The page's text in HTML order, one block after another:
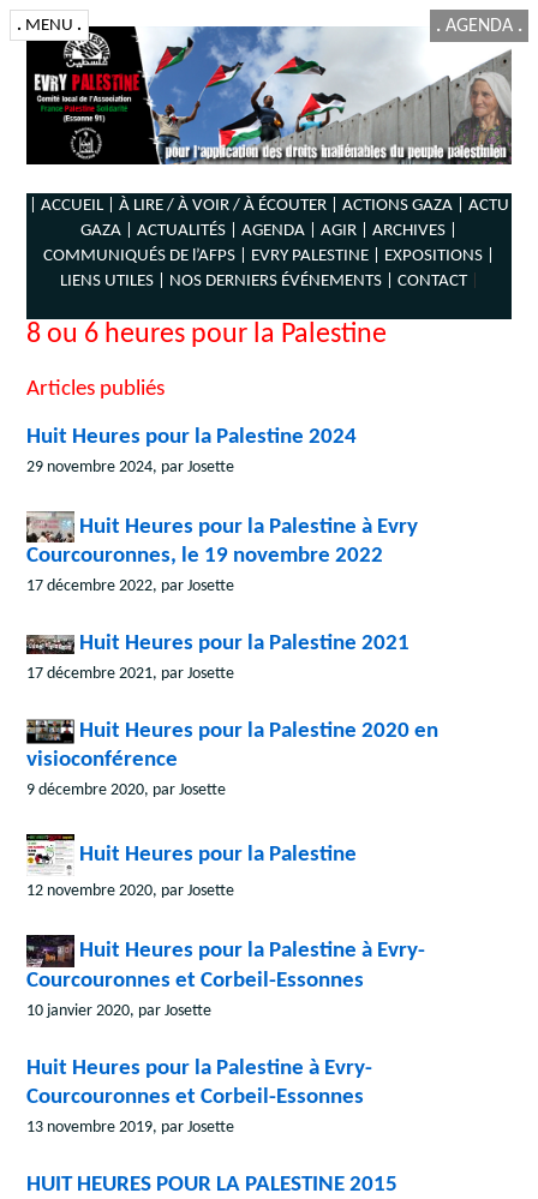
. MENU . . AGENDA .
| ACCUEIL | À LIRE / À VOIR / À ÉCOUTER | ACTIONS GAZA |
ACTU
GAZA |
ACTUALITÉS | AGENDA | AGIR |
ARCHIVES |
COMMUNIQUÉS DE l’AFPS |
EVRY PALESTINE |
EXPOSITIONS |
LIENS UTILES |
NOS DERNIERS ÉVÉNEMENTS | CONTACT|
8 ou 6 heures pour la Palestine
Articles publiés
Huit Heures pour la Palestine 2024
29 novembre 2024, par Josette
Huit Heures pour la Palestine à Evry
Courcouronnes, le 19 novembre 2022
17 décembre 2022, par Josette
Huit Heures pour la Palestine 2021
17 décembre 2021, par Josette
Huit Heures pour la Palestine 2020 en
visioconférence
9 décembre 2020, par Josette
Huit Heures pour la Palestine
12 novembre 2020, par Josette
Huit Heures pour la Palestine à Evry-
Courcouronnes et Corbeil-Essonnes
10 janvier 2020, par Josette
Huit Heures pour la Palestine à Evry-
Courcouronnes et Corbeil-Essonnes
13 novembre 2019, par Josette
HUIT HEURES POUR LA PALESTINE 2015